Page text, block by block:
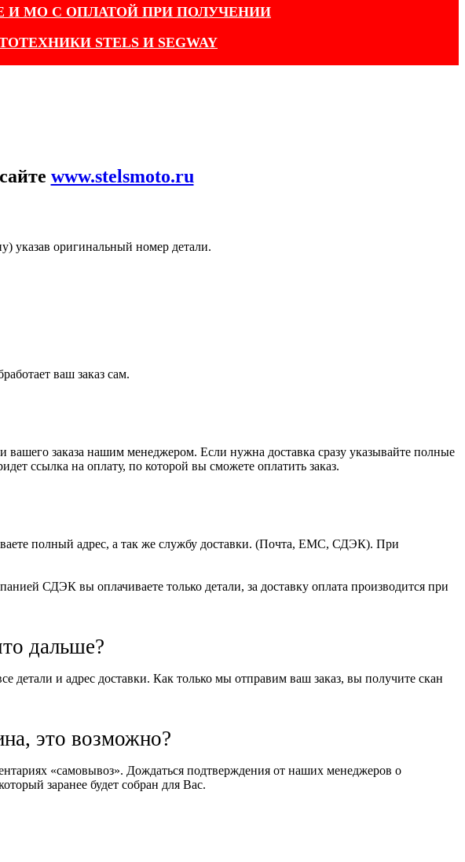
И МО С ОПЛАТОЙ ПРИ ПОЛУЧЕНИИ
STELS И SEGWAY
www.stelsmoto.ru
указав оригинальный номер детали.
ваш заказ сам.
вашего заказа нашим менеджером. Если нужна доставка сразу указывайте полные
ссылка на оплату, по которой вы сможете оплатить заказ.
полный адрес, а так же службу доставки. (Почта, ЕМС, СДЭК). При
СДЭК вы оплачиваете только детали, за доставку оплата производится при
дальше?
детали и адрес доставки. Как только мы отправим ваш заказ, вы получите скан
это возможно?
«самовывоз». Дождаться подтверждения от наших менеджеров о
заранее будет собран для Вас.